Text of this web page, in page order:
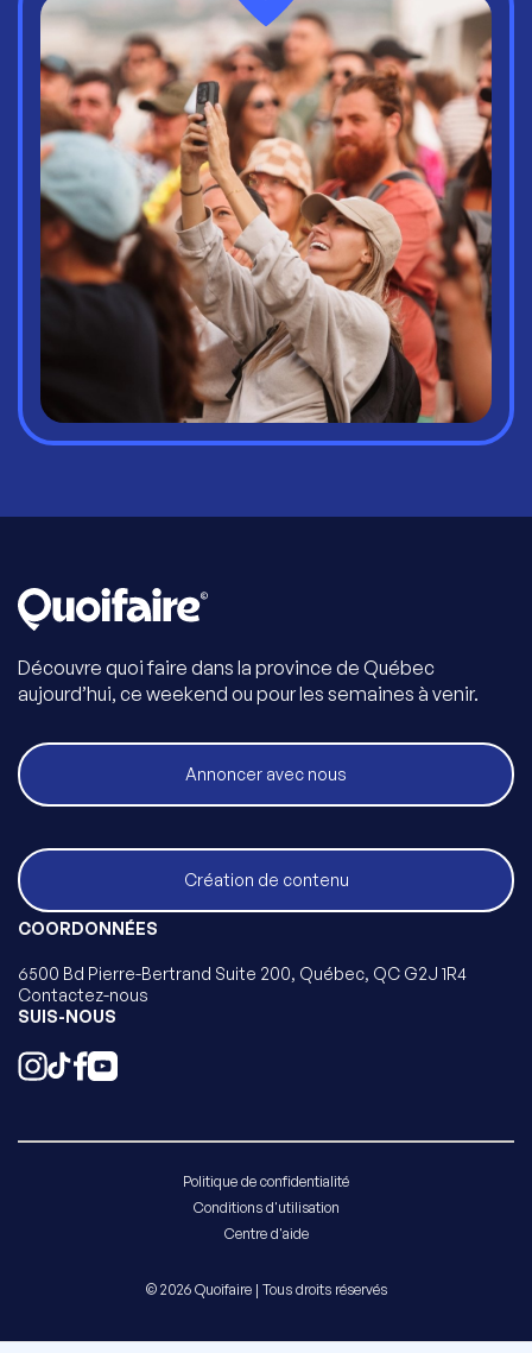
Découvre quoi faire dans la province de Québec
aujourd’hui, ce weekend ou pour les semaines à venir.
Annoncer avec nous
Création de contenu
COORDONNÉES
6500 Bd Pierre-Bertrand Suite 200, Québec, QC G2J 1R4
Contactez-nous
SUIS-NOUS
Politique de confidentialité
Conditions d'utilisation
Centre d'aide
© 2026 Quoifaire | Tous droits réservés